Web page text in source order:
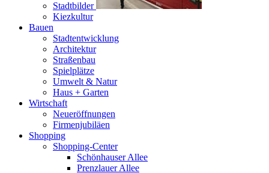
Stadtbilder
Kiezkultur
Bauen
Stadtentwicklung
Architektur
Straßenbau
Spielplätze
Umwelt & Natur
Haus + Garten
Wirtschaft
Neueröffnungen
Firmenjubiläen
Shopping
Shopping-Center
Schönhauser Allee
Prenzlauer Allee